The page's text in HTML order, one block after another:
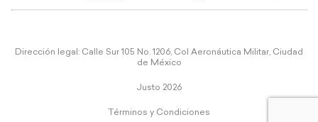
Dirección legal: Calle Sur 105 No. 1206, Col Aeronáutica Militar, Ciudad
de México
Justo 2026
Términos y Condiciones